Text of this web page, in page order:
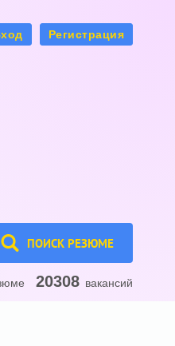
Регистрация
ПОИСК РЕЗЮМЕ
20308 вакансий